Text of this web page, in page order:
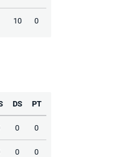
10 0
DS PT
0 0
0 0